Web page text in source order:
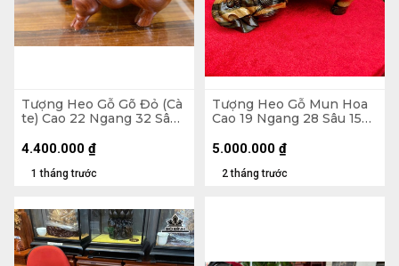
Tượng Heo Gỗ Gõ Đỏ (Cà
te) Cao 22 Ngang 32 Sâu
1 tháng trước
4.400.000 ₫
Tượng Heo Gỗ Mun Hoa
Cao 19 Ngang 28 Sâu 15
2 tháng trước
5.000.000 ₫